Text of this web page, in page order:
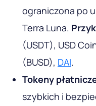
ograniczona po
Terra Luna.
(USDT), USD
(BUSD), DAI.
Tokeny
szybkich i